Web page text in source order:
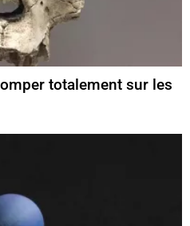
totalement sur les